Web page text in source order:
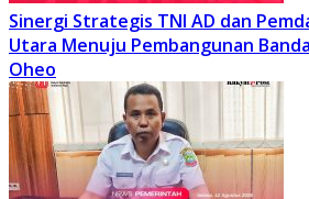
Sinergi Strategis TNI AD dan
Utara Menuju Pembangunan
Oheo